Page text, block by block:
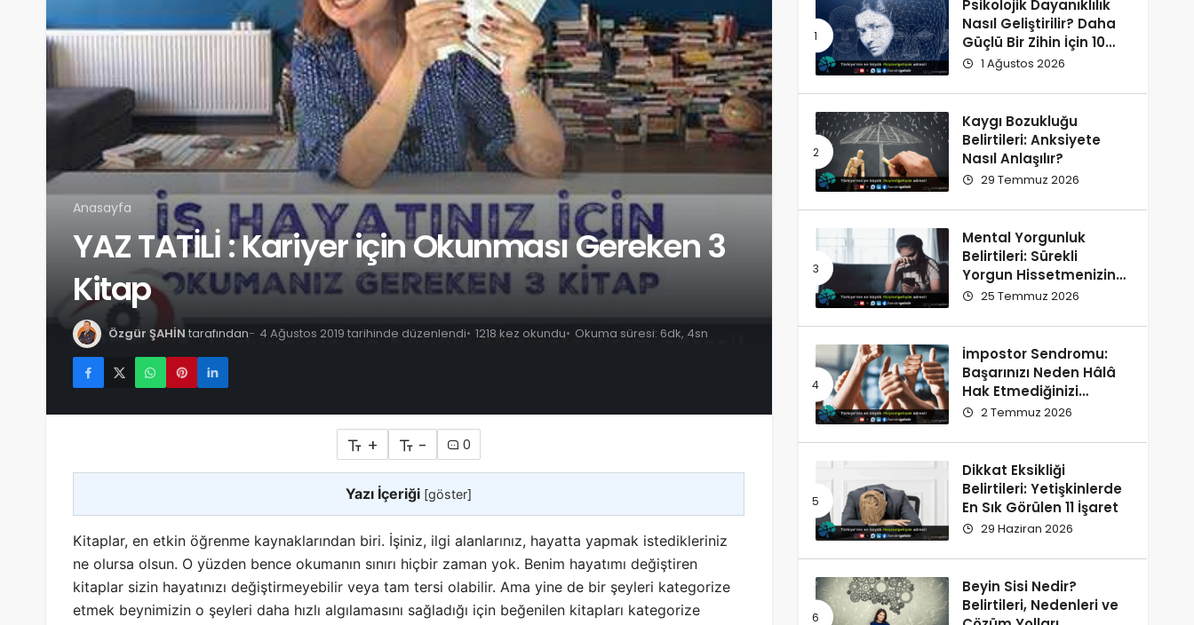
Anasayfa
YAZ TATİLİ : Kariyer için Okunması Gereken 3
Kitap
Özgür ŞAHİN tarafından 4 Ağustos 2019 tarihinde düzenlendi 1218 kez okundu Okuma süresi: 6dk, 4sn
+ - 0
Yazı İçeriği [göster]
Kitaplar, en etkin öğrenme kaynaklarından biri. İşiniz, ilgi alanlarınız, hayatta yapmak istedikleriniz
ne olursa olsun. O yüzden bence okumanın sınırı hiçbir zaman yok. Benim hayatımı değiştiren
kitaplar sizin hayatınızı değiştirmeyebilir veya tam tersi olabilir. Ama yine de bir şeyleri kategorize
etmek beynimizin o şeyleri daha hızlı algılamasını sağladığı için beğenilen kitapları kategorize
Psikolojik Dayanıklılık
Nasıl Geliştirilir? Daha
Güçlü Bir Zihin İçin 10
Alışkanlık
1 Ağustos 2026
Kaygı Bozukluğu
Belirtileri: Anksiyete
Nasıl Anlaşılır?
29 Temmuz 2026
Mental Yorgunluk
Belirtileri: Sürekli
Yorgun Hissetmenizin
12 Olası Nedeni
25 Temmuz 2026
İmpostor Sendromu:
Başarınızı Neden Hâlâ
Hak Etmediğinizi
Düşünüyorsunuz?
2 Temmuz 2026
Dikkat Eksikliği
Belirtileri: Yetişkinlerde
En Sık Görülen 11 İşaret
29 Haziran 2026
Beyin Sisi Nedir?
Belirtileri, Nedenleri ve